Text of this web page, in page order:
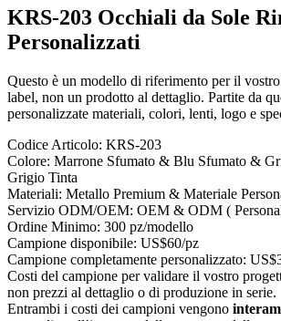
KRS-203 Occhiali da Sole
Personalizzati
Questo è un modello di riferimento per il
label, non un prodotto al dettaglio. Partite da
personalizzate materiali, colori, lenti, logo e
Codice Articolo: KRS-203
Colore: Marrone Sfumato & Blu Sfumato &
Grigio Tinta
Materiali: Metallo Premium & Materiale
Servizio ODM/OEM: OEM & ODM (
Ordine Minimo: 300 pz/modello
Campione disponibile: US$60/pz
Campione completamente personalizzato:
Costi del campione per validare il vostro
non prezzi al dettaglio o di produzione in serie.
Entrambi i costi dei campioni vengono